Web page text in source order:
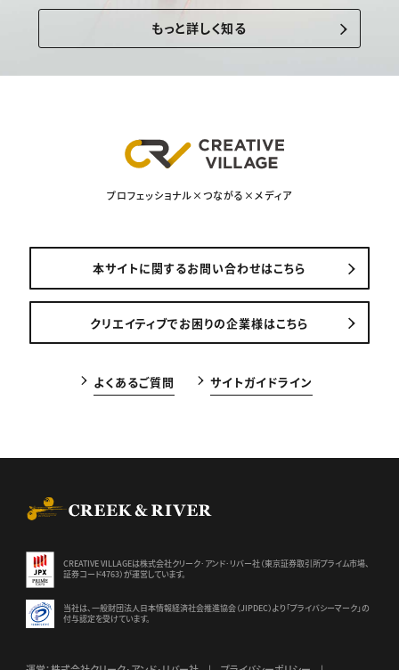
もっと詳しく知る
プロフェッショナル×つながる×メディア
本サイトに関するお問い合わせはこちら
クリエイティブでお困りの企業様はこちら
よくあるご質問 サイトガイドライン
CREATIVE VILLAGEは株式会社クリーク･アンド･リバー社（東京証券取引所プライム市場、
証券コード4763）が運営しています。
当社は、一般財団法人日本情報経済社会推進協会（JIPDEC）より 「プライバシーマーク」の
付与認定を受けています。